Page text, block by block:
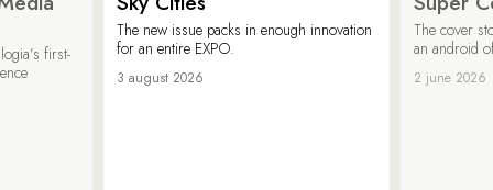
first-
The new issue packs in enough innovation
for an entire EXPO.
3 august 2026
The cover
an android
2 june 2026